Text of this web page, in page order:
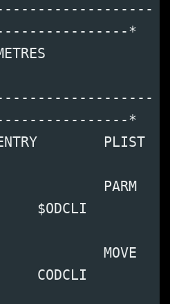
*
*
PLIST
PARM
MOVE
CODCLI